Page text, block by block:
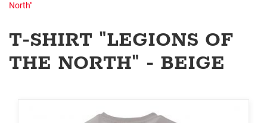
North"
T-SHIRT "LEGIONS OF
THE NORTH" - BEIGE